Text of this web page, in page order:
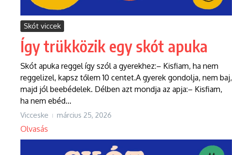
Skót viccek
Így trükközik egy skót apuka
Skót apuka reggel így szól a gyerekhez:– Kisfiam, ha nem
reggelizel, kapsz tőlem 10 centet.A gyerek gondolja, nem baj,
majd jól beebédelek. Délben azt mondja az apja:– Kisfiam,
ha nem ebéd...
Vicceske március 25, 2026
Olvasás